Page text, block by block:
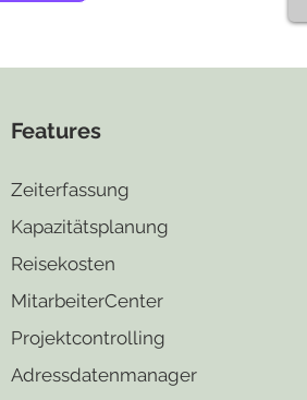
Features
Zeiterfassung
Kapazitätsplanung
Reisekosten
MitarbeiterCenter
Projektcontrolling
Adressdatenmanager